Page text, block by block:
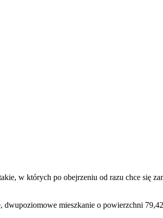
w których po obejrzeniu od razu chce się
mieszkanie o powierzchni